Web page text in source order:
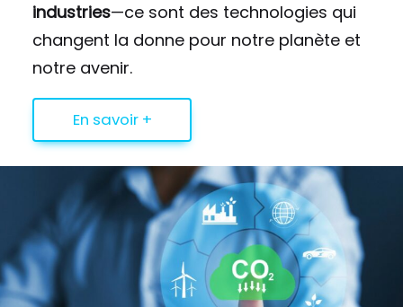
industries—ce sont des technologies qui
changent la donne pour notre planète et
notre avenir.
En savoir +